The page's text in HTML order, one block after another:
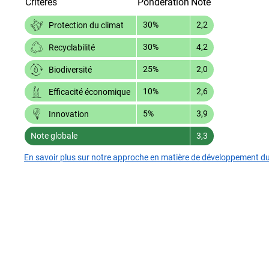
Protection du climat 30% 2,2
Recyclabilité 30% 4,2
Biodiversité 25% 2,0
Efficacité économique 10% 2,6
Innovation 5% 3,9
Note globale 3,3
En savoir plus sur notre approche en matière de développement